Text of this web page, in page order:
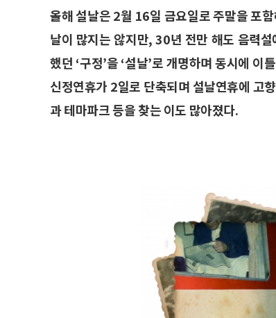
올해 설날은 2월 16일 금요일로 주말을 포
날이 많지는 않지만, 30년 전만 해도 음력
했던 ‘구정’을 ‘설날’로 개명하며 동시에
신정연휴가 2일로 단축되며 설날연휴에 고
과 테마파크 등을 찾는 이도 많아졌다.